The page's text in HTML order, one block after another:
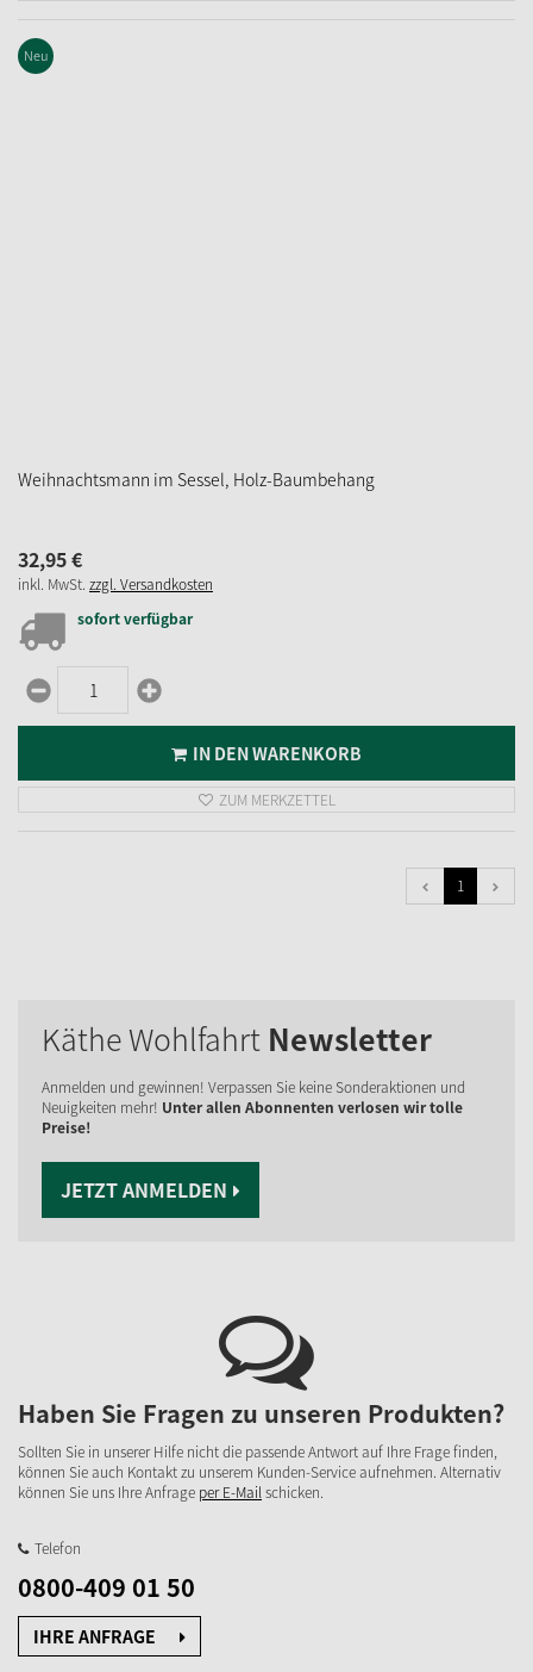
Neu
Weihnachtsmann im Sessel, Holz-Baumbehang
32,95€
inkl. MwSt. zzgl. Versandkosten
sofort verfügbar
IN DEN WARENKORB
ZUM MERKZETTEL
1
Käthe Wohlfahrt Newsletter
Anmelden und gewinnen! Verpassen Sie keine Sonderaktionen und
Neuigkeiten mehr! Unter allen Abonnenten verlosen wir tolle
Preise!
JETZT ANMELDEN
Haben Sie Fragen zu unseren Produkten?
Sollten Sie in unserer Hilfe nicht die passende Antwort auf Ihre Frage finden,
können Sie auch Kontakt zu unserem Kunden-Service aufnehmen. Alternativ
können Sie uns Ihre Anfrage per E-Mailschicken.
Telefon
0800-409 01 50
IHRE ANFRAGE